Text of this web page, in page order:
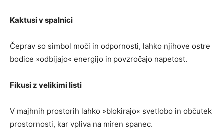
Kaktusi v spalnici
Čeprav so simbol moči in odpornosti, lahko njihove ostre
bodice »odbijajo« energijo in povzročajo napetost.
Fikusi z velikimi listi
V majhnih prostorih lahko »blokirajo« svetlobo in občutek
prostornosti, kar vpliva na miren spanec.